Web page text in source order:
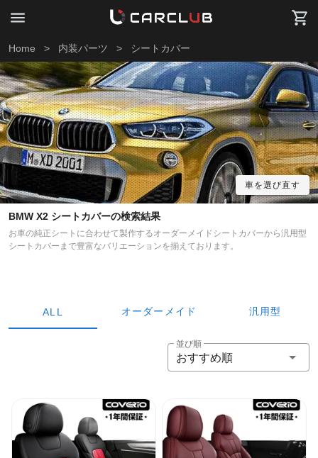
Home > 内装パーツ > シートカバー
車を選び直す
BMW X2 シートカバーの検索結果
お車の純正シートに合わせて製作するオーダーメイドシートカバーから汎用型
シートカバーまで豊富なバリエーションを揃えております。
ALL オーダーメイド 汎用型
並び順
おすすめ順